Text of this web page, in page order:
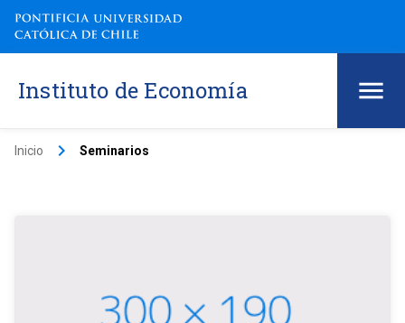
Instituto de Economía
Inicio keyboard_arrow_right Seminarios